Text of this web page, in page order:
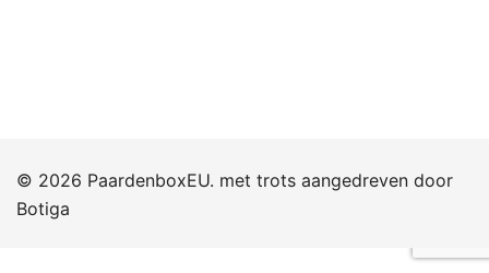
© 2026 PaardenboxEU. met trots aangedreven door
Botiga